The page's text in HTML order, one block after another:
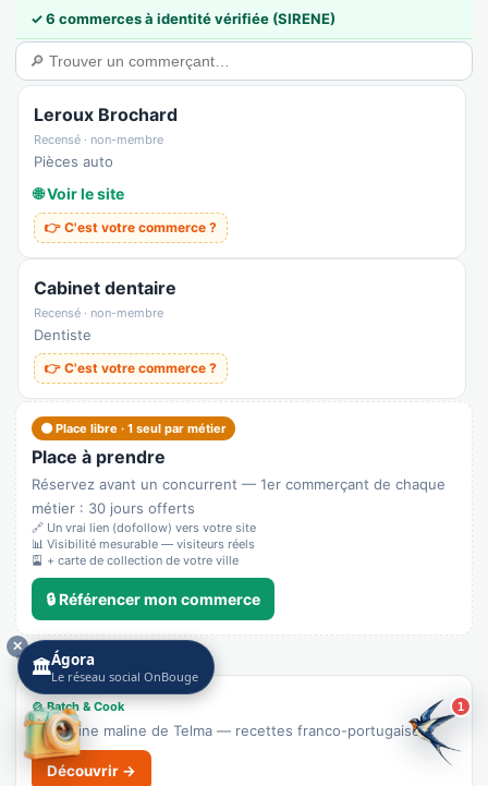
1
✓ 6 commerces à identité vérifiée (SIRENE)
Leroux Brochard
Recensé · non-membre
Pièces auto
🌐 Voir le site
👉 C'est votre commerce ?
Cabinet dentaire
Recensé · non-membre
Dentiste
👉 C'est votre commerce ?
🟠 Place libre · 1 seul par métier
Place à prendre
Réservez avant un concurrent — 1er commerçant de chaque
métier : 30 jours offerts
🔗 Un vrai lien (dofollow) vers votre site
📊 Visibilité mesurable — visiteurs réels
🎴 + carte de collection de votre ville
🔒 Référencer mon commerce
✨ LA FAMILLE ONBOUGE
🍲 Batch & Cook
La cuisine maline de Telma — recettes franco-portugaises.
Découvrir →
🏛️Ágora
Le réseau social OnBouge
✕